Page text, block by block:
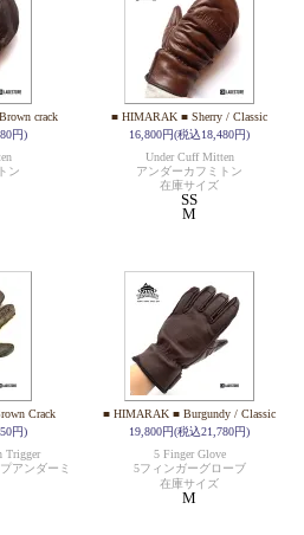
crack
円)
ン
■ HIMARAK ■ Sherry / Classic
16,800円(税込18,480円)
Under Cuff Mitten
アンダーカフミトン
在庫サイズ
SS
M
Crack
円)
Trigger
アンダーミ
■ HIMARAK ■ Burgundy / Classic
19,800円(税込21,780円)
5 Finger Glove
5フィンガーグローブ
在庫サイズ
M